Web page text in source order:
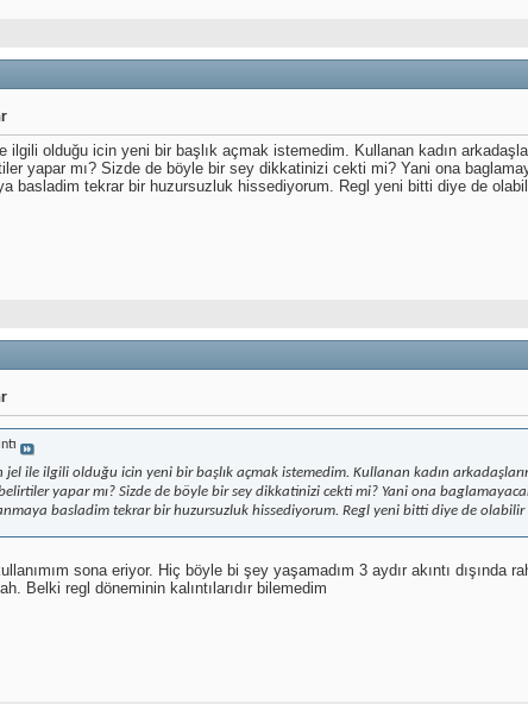
ilgili olduğu icin yeni bir başlık açmak istemedim. Kullanan kadın
yapar mı? Sizde de böyle bir sey dikkatinizi cekti mi? Yani ona
basladim tekrar bir huzursuzluk hissediyorum. Regl yeni bitti diye de
ile ilgili olduğu icin yeni bir başlık açmak istemedim. Kullanan kadın
yapar mı? Sizde de böyle bir sey dikkatinizi cekti mi? Yani ona
basladim tekrar bir huzursuzluk hissediyorum. Regl yeni bitti diye de
sona eriyor. Hiç böyle bi şey yaşamadım 3 aydır akıntı
Belki regl döneminin kalıntılarıdır bilemedim